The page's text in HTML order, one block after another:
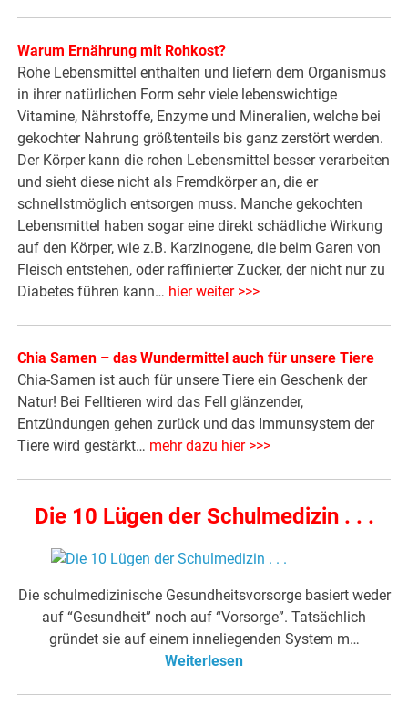
Warum Ernährung mit Rohkost?
Rohe Lebensmittel enthalten und liefern dem Organismus
in ihrer natürlichen Form sehr viele lebenswichtige
Vitamine, Nährstoffe, Enzyme und Mineralien, welche bei
gekochter Nahrung größtenteils bis ganz zerstört werden.
Der Körper kann die rohen Lebensmittel besser verarbeiten
und sieht diese nicht als Fremdkörper an, die er
schnellstmöglich entsorgen muss. Manche gekochten
Lebensmittel haben sogar eine direkt schädliche Wirkung
auf den Körper, wie z.B. Karzinogene, die beim Garen von
Fleisch entstehen, oder raffinierter Zucker, der nicht nur zu
Diabetes führen kann… hier weiter >>>
Chia Samen – das Wundermittel auch für unsere Tiere
Chia-Samen ist auch für unsere Tiere ein Geschenk der
Natur! Bei Felltieren wird das Fell glänzender,
Entzündungen gehen zurück und das Immunsystem der
Tiere wird gestärkt… mehr dazu hier >>>
Die 10 Lügen der Schulmedizin . . .
Die schulmedizinische Gesundheitsvorsorge basiert weder
auf “Gesundheit” noch auf “Vorsorge”. Tatsächlich
gründet sie auf einem inneliegenden System m…
Weiterlesen